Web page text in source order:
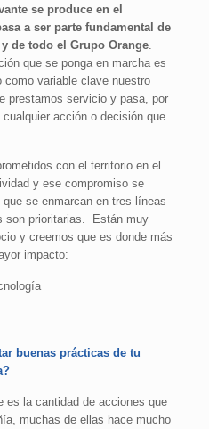
se produce en el
a ser parte fundamental de
de todo el Grupo Orange
que se ponga en marcha es
como variable clave nuestro
prestamos servicio y pasa, por
acción o decisión que
con el territorio en el
y ese compromiso se
se enmarcan en tres líneas
son prioritarias. Están muy
y creemos que es donde más
impacto:
buenas prácticas de tu
es la cantidad de acciones que
muchas de ellas hace mucho